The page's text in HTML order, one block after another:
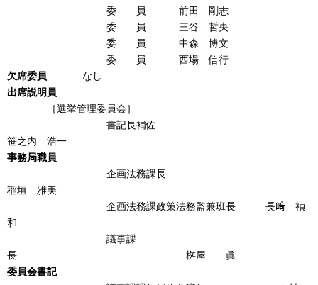
委 員 前田 剛志
委 員 三谷 哲央
委 員 中森 博文
委 員 西場 信行
欠席委員 なし
出席説明員
［選挙管理委員会］
書記長補佐
笹之内 浩一
事務局職員
企画法務課長
稲垣 雅美
企画法務課政策法務監兼班長 長﨑 禎
和
議事課
長 桝屋 眞
委員会書記